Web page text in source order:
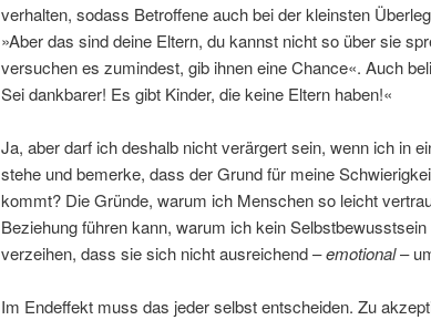
verhalten, sodass Betroffene auch bei der kleinsten
»Aber das sind deine Eltern, du kannst nicht so über sie
versuchen es zumindest, gib ihnen eine Chance«. Auch
Sei dankbarer! Es gibt Kinder, die keine Eltern haben!«
Ja, aber darf ich deshalb nicht verärgert sein, wenn ich in
stehe und bemerke, dass der Grund für meine
kommt? Die Gründe, warum ich Menschen so leicht
Beziehung führen kann, warum ich kein
verzeihen, dass sie sich nicht ausreichend –emotional–
Im Endeffekt muss das jeder selbst entscheiden. Zu